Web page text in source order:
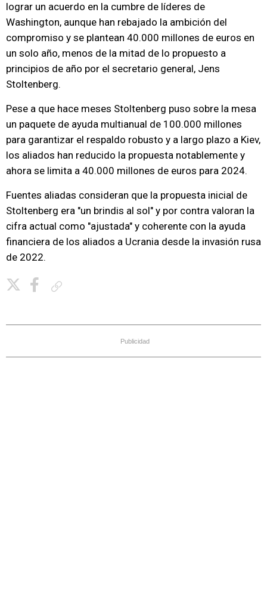
lograr un acuerdo en la cumbre de líderes de
Washington, aunque han rebajado la ambición del
compromiso y se plantean 40.000 millones de euros en
un solo año, menos de la mitad de lo propuesto a
principios de año por el secretario general, Jens
Stoltenberg.
Pese a que hace meses Stoltenberg puso sobre la mesa
un paquete de ayuda multianual de 100.000 millones
para garantizar el respaldo robusto y a largo plazo a Kiev,
los aliados han reducido la propuesta notablemente y
ahora se limita a 40.000 millones de euros para 2024.
Fuentes aliadas consideran que la propuesta inicial de
Stoltenberg era "un brindis al sol" y por contra valoran la
cifra actual como "ajustada" y coherente con la ayuda
financiera de los aliados a Ucrania desde la invasión rusa
de 2022.
Publicidad